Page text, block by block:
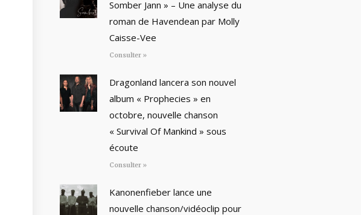
Somber Jann » – Une analyse du
roman de Havendean par Molly
Caisse-Vee
Consulter »
Dragonland lancera son nouvel
album « Prophecies » en
octobre, nouvelle chanson
« Survival Of Mankind » sous
écoute
Consulter »
Kanonenfieber lance une
nouvelle chanson/vidéoclip pour